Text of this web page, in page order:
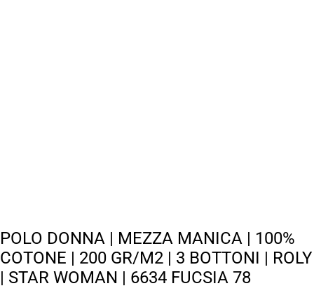
POLO DONNA | MEZZA MANICA | 100%
COTONE | 200 GR/M2 | 3 BOTTONI | ROLY
| STAR WOMAN | 6634 FUCSIA 78